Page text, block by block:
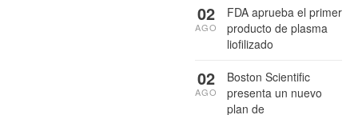
FDA aprueba el primer
producto de plasma
liofilizado
02
AGO
Boston Scientific
presenta un nuevo
plan de
02
AGO